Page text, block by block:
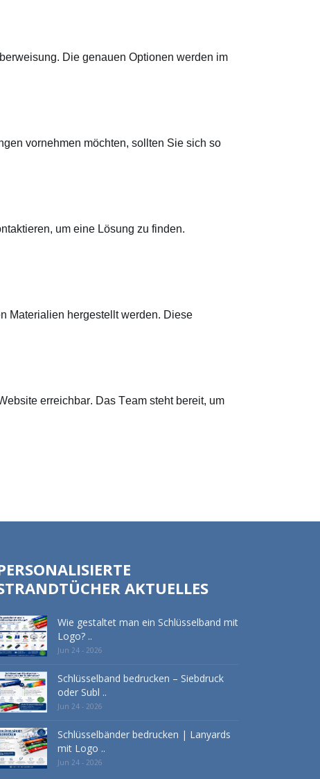
Die genauen Optionen werden im
vornehmen möchten, sollten Sie sich so
um eine Lösung zu finden.
Materialien hergestellt werden. Diese
erreichbar. Das Team steht bereit, um
AKTUELLES
Wie gestaltet man ein Schlüsselband mit
Logo? ..
Jun 24 - 2026
Schlüsselband bedrucken – Siebdruck
oder Subl ..
Jun 24 - 2026
Schlüsselbänder bedrucken | Lanyards
mit Logo ..
Jun 24 - 2026